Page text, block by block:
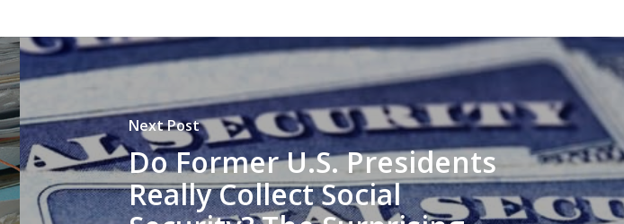
Next Post
Do Former U.S. Presidents
Really Collect Social